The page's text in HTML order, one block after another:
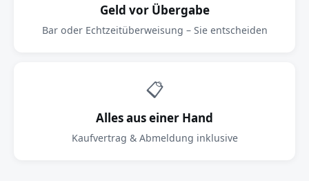
Geld vor Übergabe
Bar oder Echtzeitüberweisung – Sie entscheiden
📋
Alles aus einer Hand
Kaufvertrag & Abmeldung inklusive